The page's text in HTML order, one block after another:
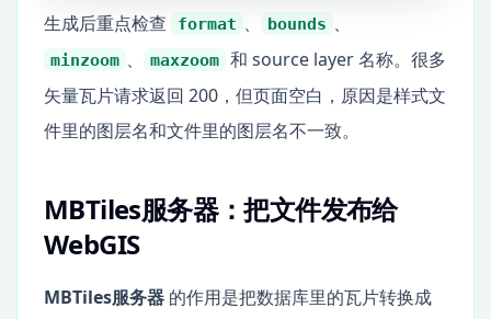
生成后重点检查 format 、 bounds 、
minzoom 、 maxzoom 和 source layer 名称。很多
矢量瓦片请求返回 200，但页面空白，原因是样式文
件里的图层名和文件里的图层名不一致。
MBTiles服务器：把文件发布给
WebGIS
MBTiles服务器 的作用是把数据库里的瓦片转换成